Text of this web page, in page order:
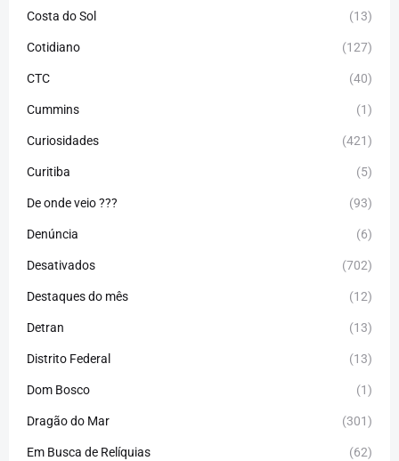
Costa do Sol (13)
Cotidiano (127)
CTC (40)
Cummins (1)
Curiosidades (421)
Curitiba (5)
De onde veio ??? (93)
Denúncia (6)
Desativados (702)
Destaques do mês (12)
Detran (13)
Distrito Federal (13)
Dom Bosco (1)
Dragão do Mar (301)
Em Busca de Relíquias (62)